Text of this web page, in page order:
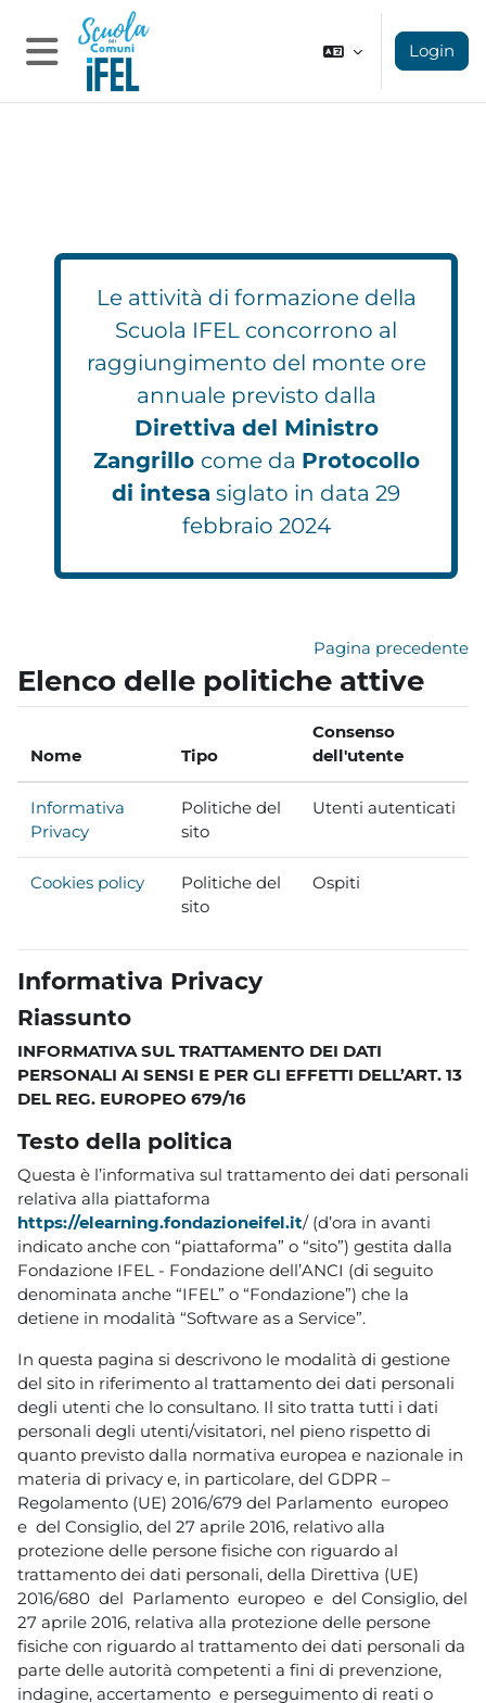
Vai al contenuto principale
Pannello laterale
Login
Le attività di formazione della
Scuola IFEL concorrono al
raggiungimento del monte ore
annuale previsto dalla
Direttiva del Ministro
Zangrillo come da Protocollo
di intesa siglato in data 29
febbraio 2024
Pagina precedente
Elenco delle politiche attive
Nome Tipo
Consenso
dell'utente
Informativa
Privacy
Politiche del
sito
Utenti autenticati
Cookies policy
Politiche del
sito
Ospiti
Informativa Privacy
Riassunto
INFORMATIVA SUL TRATTAMENTO DEI DATI
PERSONALI AI SENSI E PER GLI EFFETTI DELL’ART. 13
DEL REG. EUROPEO 679/16
Testo della politica
Questa è l’informativa sul trattamento dei dati personali
relativa alla piattaforma
https://elearning.fondazioneifel.it/ (d’ora in avanti
indicato anche con “piattaforma” o “sito”) gestita dalla
Fondazione IFEL - Fondazione dell’ANCI (di seguito
denominata anche “IFEL” o “Fondazione”) che la
detiene in modalità “Software as a Service”.
In questa pagina si descrivono le modalità di gestione
del sito in riferimento al trattamento dei dati personali
degli utenti che lo consultano. Il sito tratta tutti i dati
personali degli utenti/visitatori, nel pieno rispetto di
quanto previsto dalla normativa europea e nazionale in
materia di privacy e, in particolare, del GDPR –
Regolamento (UE) 2016/679 del Parlamento europeo
e del Consiglio, del 27 aprile 2016, relativo alla
protezione delle persone fisiche con riguardo al
trattamento dei dati personali, della Direttiva (UE)
2016/680 del Parlamento europeo e del Consiglio, del
27 aprile 2016, relativa alla protezione delle persone
fisiche con riguardo al trattamento dei dati personali da
parte delle autorità competenti a fini di prevenzione,
indagine, accertamento e perseguimento di reati o